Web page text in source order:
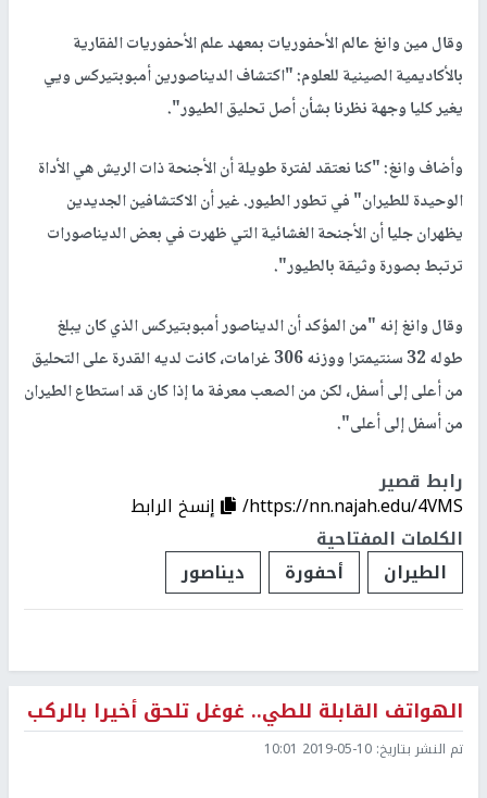
وقال مين وانغ عالم الأحفوريات بمعهد علم الأحفوريات الفقارية
بالأكاديمية الصينية للعلوم: "اكتشاف الديناصورين أمبوبتيركس ويي
يغير كليا وجهة نظرنا بشأن أصل تحليق الطيور".
وأضاف وانغ: "كنا نعتقد لفترة طويلة أن الأجنحة ذات الريش هي الأداة
الوحيدة للطيران" في تطور الطيور. غير أن الاكتشافين الجديدين
يظهران جليا أن الأجنحة الغشائية التي ظهرت في بعض الديناصورات
ترتبط بصورة وثيقة بالطيور".
وقال وانغ إنه "من المؤكد أن الديناصور أمبوبتيركس الذي كان يبلغ
طوله 32 سنتيمترا ووزنه 306 غرامات، كانت لديه القدرة على التحليق
من أعلى إلى أسفل، لكن من الصعب معرفة ما إذا كان قد استطاع الطيران
من أسفل إلى أعلى".
رابط قصير
https://nn.najah.edu/4VMS/
إنسخ الرابط
الكلمات المفتاحية
الطيران
أحفورة ديناصور
الهواتف القابلة للطي.. غوغل تلحق أخيرا بالركب
تم النشر بتاريخ: 2019-05-10 10:01